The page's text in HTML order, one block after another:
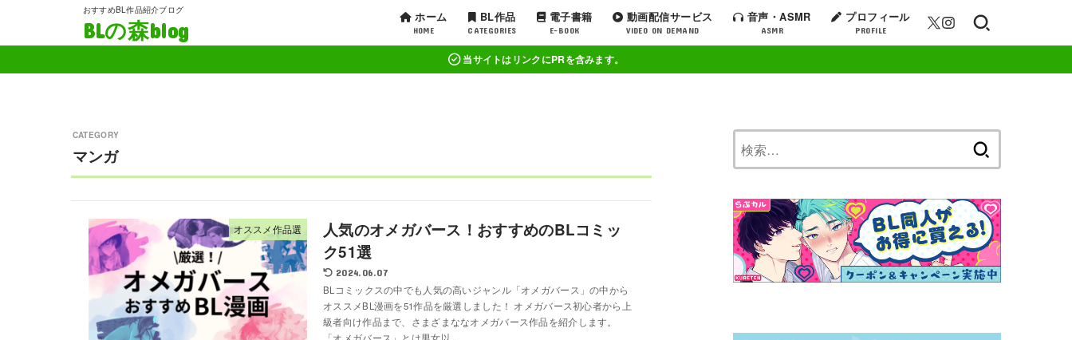
おすすめBL作品紹介ブログ
BLの森blog
ホーム
HOME
BL作品
CATEGORIES
電子書籍
E-BOOK
動画配信サービス
VIDEO ON DEMAND
音声・ASMR
ASMR
プロフィール
PROFILE
当サイトはリンクにPRを含みます。
マンガ
オススメ作品選
人気のオメガバース！おすすめのBLコミッ
ク51選
2024.06.07
BLコミックスの中でも人気の高いジャンル「オメガバース」の中から
オススメBL漫画を51作品を厳選しました！ オメガバース初心者から上
級者向け作品まで、さまざまななオメガバース作品を紹介します。